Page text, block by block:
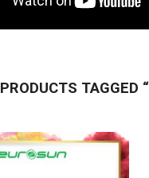
PRODUCTS TAGGED